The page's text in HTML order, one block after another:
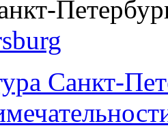
Санкт-